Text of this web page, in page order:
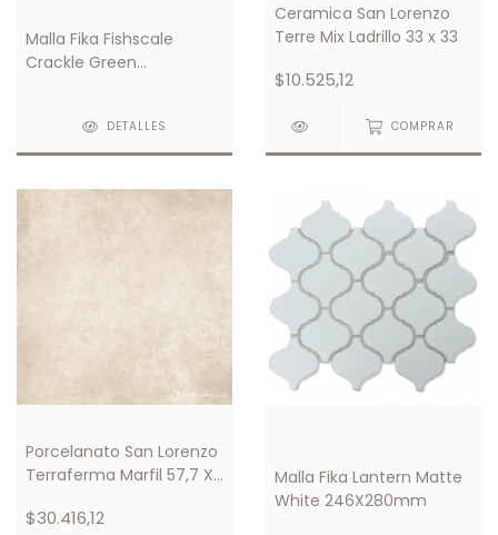
Malla Fika Fishscale
Crackle Green
DETALLES
Ceramica San Lorenzo
Terre Mix Ladrillo 33 x 33
$10.525,12
COMPRAR
Porcelanato San Lorenzo
Terraferma Marfil 57,7 X
$30.416,12
Malla Fika Lantern Matte
White 246X280mm